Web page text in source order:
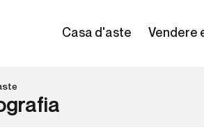
Casa d'aste Vendere